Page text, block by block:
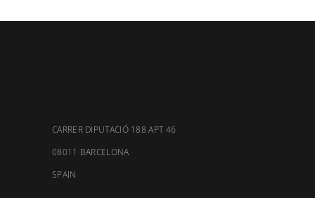
CARRER DIPUTACIÓ 188 APT 46
08011 BARCELONA
SPAIN